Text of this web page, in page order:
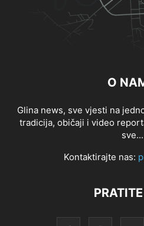
O
Glina news, sve vjesti na
tradicija, običaji i video
sve...
Kontaktirajte nas: